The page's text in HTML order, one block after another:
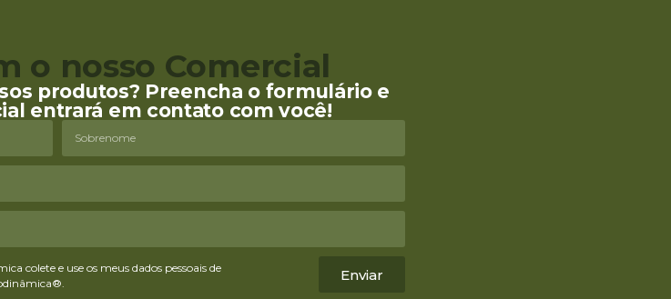
o nosso Comercial
produtos? Preencha o formulário e
entrará em contato com você!
colete e use os meus dados pessoais de
Enviar